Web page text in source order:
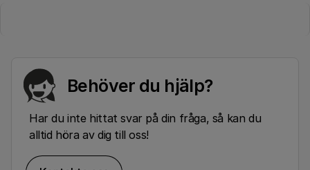
Behöver du hjälp?
Har du inte hittat svar på din fråga, så kan du
alltid höra av dig till oss!